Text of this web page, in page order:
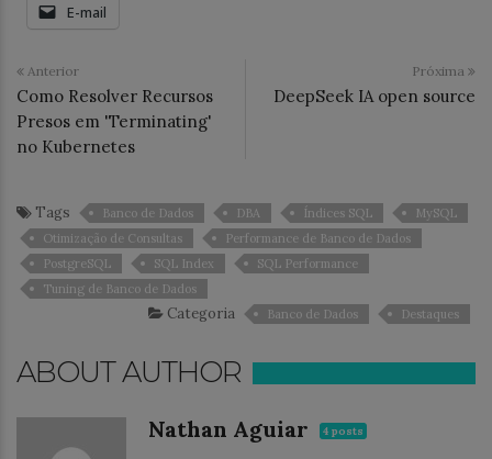
E-mail
Anterior
Como Resolver Recursos
Presos em 'Terminating'
no Kubernetes
Próxima
DeepSeek IA open source
Tags Banco de Dados DBA Índices SQL
MySQL
Otimização de Consultas
Performance de Banco de Dados
PostgreSQL
SQL Index
SQL Performance
Tuning de Banco de Dados
Categoria Banco de Dados Destaques
ABOUT AUTHOR
Nathan Aguiar 4 posts